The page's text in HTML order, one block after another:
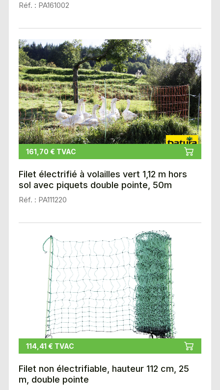
Réf. : PA161002
161,70 € TVAC
Filet électrifié à volailles vert 1,12 m hors
sol avec piquets double pointe, 50m
Réf. : PA111220
114,41 € TVAC
Filet non électrifiable, hauteur 112 cm, 25
m, double pointe